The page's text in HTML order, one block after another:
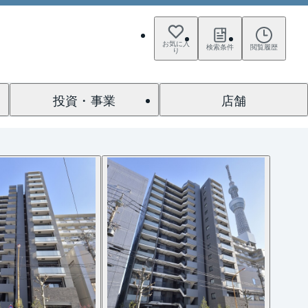
お気に入
り 検索条件 閲覧履歴
投資・事業 店舗